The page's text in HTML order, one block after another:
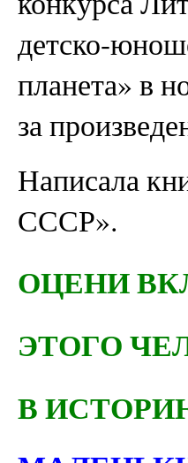
детско-
планета» в
за
Написала
СССР».
ОЦЕНИ
ЭТОГО
В